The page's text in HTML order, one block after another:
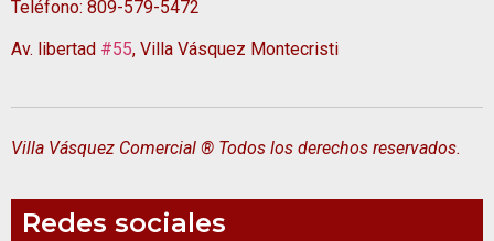
Teléfono: 809-579-5472
Av. libertad #55, Villa Vásquez Montecristi
Villa Vásquez Comercial ® Todos los derechos reservados.
Redes sociales